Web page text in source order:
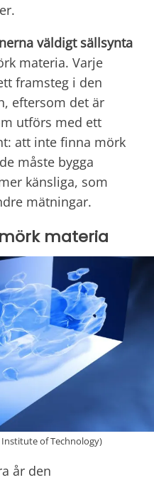
väldigt sällsynta
materia. Varje
framsteg i den
eftersom det är
utförs med ett
att inte finna mörk
måste bygga
känsliga, som
mätningar.
materia
Institute of Technology)
år den